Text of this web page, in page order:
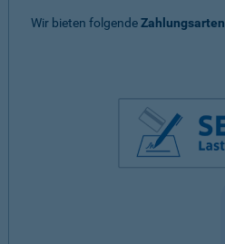
Wir bieten folgendeZahlungsarten